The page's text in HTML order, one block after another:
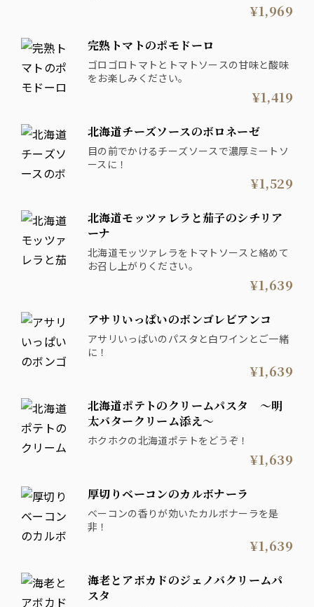
¥1,969
完熟トマトのポモドーロ
ゴロゴロトマトとトマトソースの甘味と酸味
をお楽しみください。
¥1,419
北海道チーズソースのボロネーゼ
目の前でかけるチーズソースで濃厚ミートソ
ースに！
¥1,529
北海道モッツァレラと茄子のシチリア
ーナ
北海道モッツァレラをトマトソースと絡めて
お召し上がりください。
¥1,639
アサリいっぱいのボンゴレビアンコ
アサリいっぱいのパスタと白ワインとご一緒
に！
¥1,639
北海道ポテトのクリームパスタ ～明
太バタークリーム添え～
ホクホクの北海道ポテトをどうぞ！
¥1,639
厚切りベーコンのカルボナーラ
ベーコンの香りが効いたカルボナーラを是
非！
¥1,639
海老とアボカドのジェノバクリームパ
スタ